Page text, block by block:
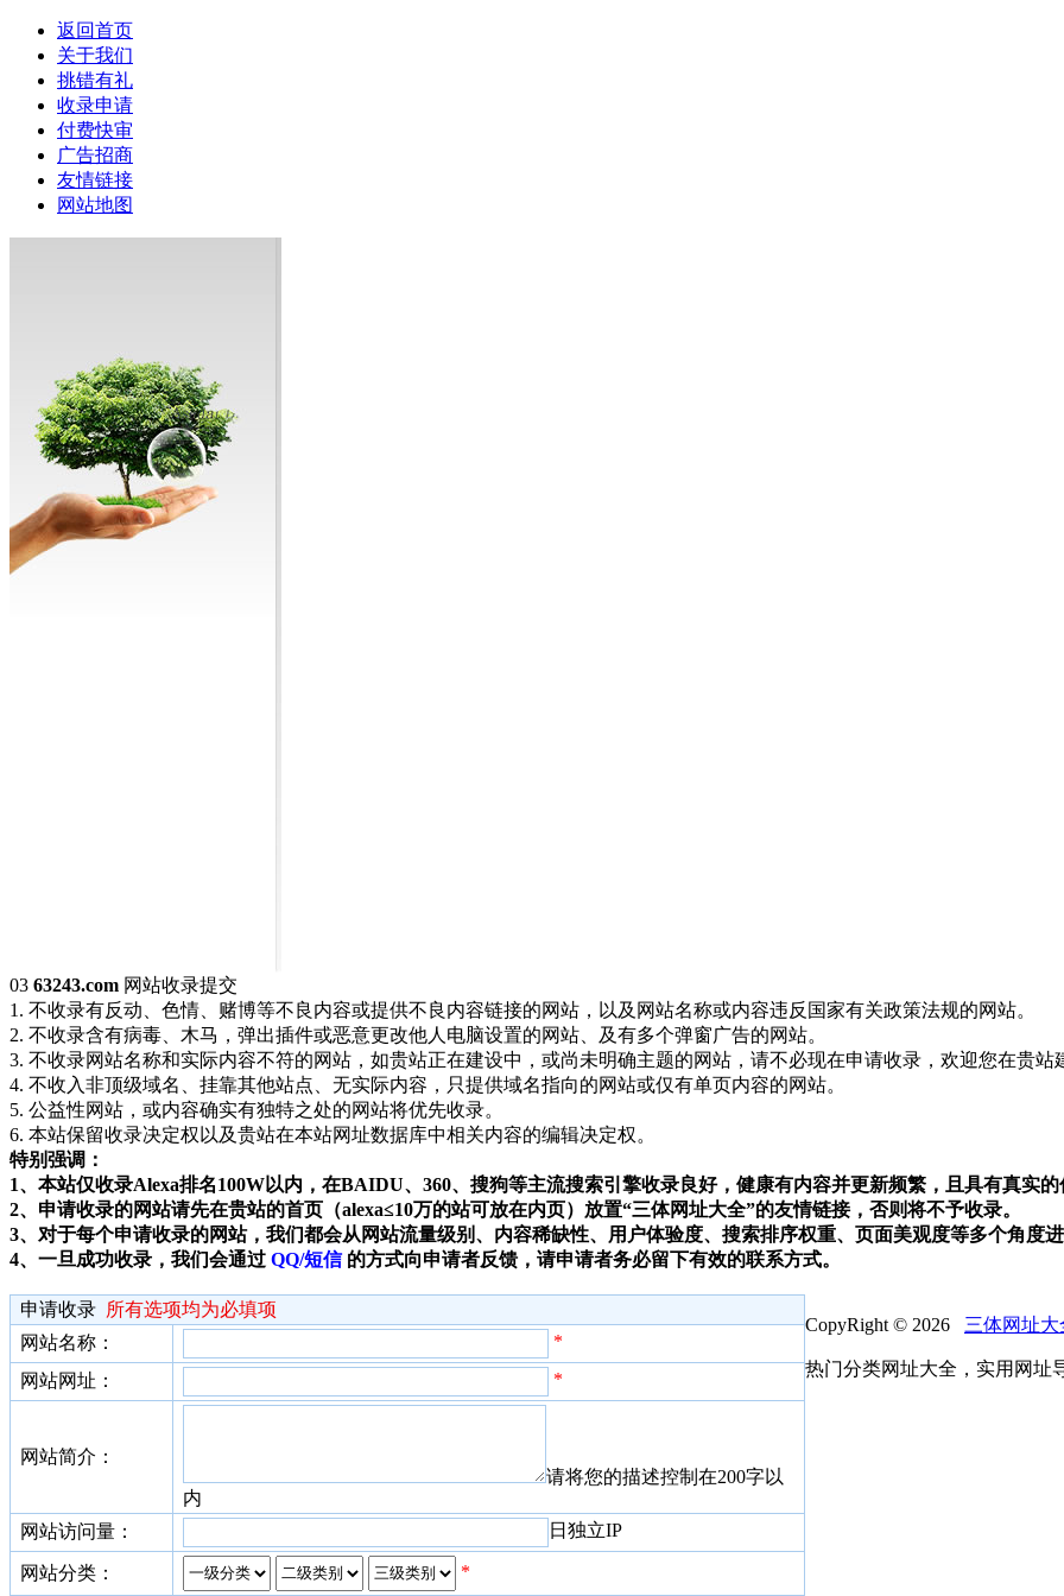
返回首页
关于我们
挑错有礼
收录申请
付费快审
广告招商
友情链接
网站地图
03 63243.com 网站收录提交
1. 不收录有反动、色情、赌博等不良内容或提供不良内容链接的网站，以及网站名称或内容违反国家有关政策法规的网站。
2. 不收录含有病毒、木马，弹出插件或恶意更改他人电脑设置的网站、及有多个弹窗广告的网站。
3. 不收录网站名称和实际内容不符的网站，如贵站正在建设中，或尚未明确主题的网站，请不必现在申请收录，欢迎您在贵站
4. 不收入非顶级域名、挂靠其他站点、无实际内容，只提供域名指向的网站或仅有单页内容的网站。
5. 公益性网站，或内容确实有独特之处的网站将优先收录。
6. 本站保留收录决定权以及贵站在本站网址数据库中相关内容的编辑决定权。
特别强调：
1、本站仅收录Alexa排名100W以内，在BAIDU、360、搜狗等主流搜索引擎收录良好，健康有内容并更新频繁，且具有真实
2、申请收录的网站请先在贵站的首页（alexa≤10万的站可放在内页）放置“三体网址大全”的友情链接，否则将不予收录。
3、对于每个申请收录的网站，我们都会从网站流量级别、内容稀缺性、用户体验度、搜索排序权重、页面美观度等多个角度
4、一旦成功收录，我们会通过 QQ/短信的方式向申请者反馈，请申请者务必留下有效的联系方式。
申请收录 所有选项均为必填项
网站名称：
*
网站网址：
*
网站简介：
请将您的描述控制在200字以
内
网站访问量：
日独立IP
网站分类： *
CopyRight © 2026 三体网址大
热门分类网址大全，实用网址